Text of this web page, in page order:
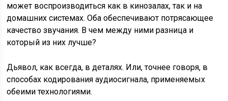
может воспроизводиться как в кинозалах, так и на
домашних системах. Оба обеспечивают потрясающее
качество звучания. В чем между ними разница и
который из них лучше?
Дьявол, как всегда, в деталях. Или, точнее говоря, в
способах кодирования аудиосигнала, применяемых
обеими технологиями.